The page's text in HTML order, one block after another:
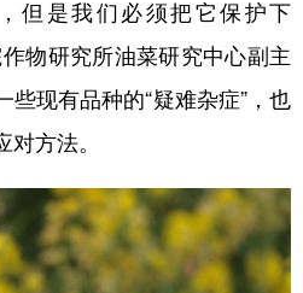
但是我们必须把它保护下
物研究所油菜研究中心副主
现有品种的“疑难杂症”，也
对方法。